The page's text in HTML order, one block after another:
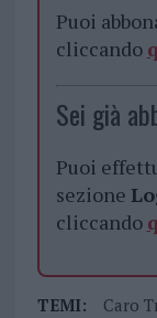
Puoi
cliccando
Sei già
Puoi
sezione
cliccando
TEMI: Caro